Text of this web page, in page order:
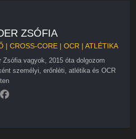
ZSÓFIA
| CROSS-CORE | OCR | ATLÉTIKA
Zsófia vagyok, 2015 óta dolgozom
személyi, erőnléti, atlétika és OCR